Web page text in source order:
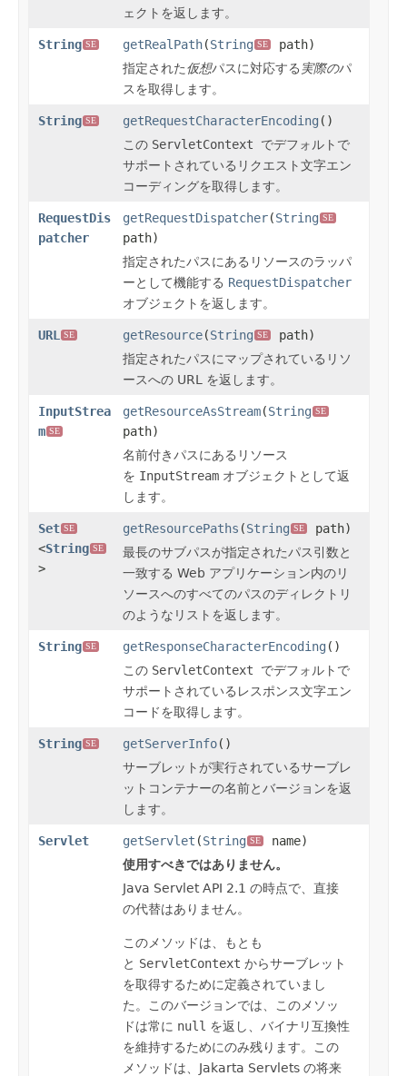
ェクトを返します。
String SE getRealPath(String SE
path)
指定された仮想パスに対応する 実際のパ
スを取得します。
String SE getRequestCharacterEncoding ()
この ServletContext でデフォルトで
サポートされているリクエスト文字エン
コーディングを取得します。
RequestDis
patcher
getRequestDispatcher(String SE
path)
指定されたパスにあるリソースのラッパ
ーとして機能する RequestDispatcher
オブジェクトを返します。
URL SE getResource(String SE
path)
指定されたパスにマップされているリソ
ースへの URL を返します。
InputStrea
m SE
getResourceAsStream(String SE
path)
名前付きパスにあるリソース
を InputStream オブジェクトとして返
します。
Set SE
<String SE
>
getResourcePaths (String SE
path)
最長のサブパスが指定されたパス引数と
一致する Web アプリケーション内のリ
ソースへのすべてのパスのディレクトリ
のようなリストを返します。
String SE getResponseCharacterEncoding ()
この ServletContext でデフォルトで
サポートされているレスポンス文字エン
コードを取得します。
String SE getServerInfo()
サーブレットが実行されているサーブレ
ットコンテナーの名前とバージョンを返
します。
Servlet getServlet (String SE
name)
使用すべきではありません。
Java Servlet API 2.1 の時点で、直接
の代替はありません。
このメソッドは、もとも
と ServletContext からサーブレット
を取得するために定義されていまし
た。このバージョンでは、このメソッ
ドは常に null を返し、バイナリ互換性
を維持するためにのみ残ります。この
メソッドは、Jakarta Servlets の将来